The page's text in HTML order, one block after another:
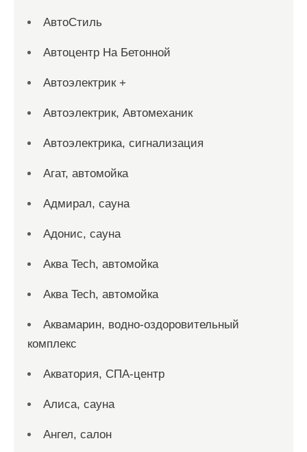
АвтоСтиль
Автоцентр На Бетонной
Автоэлектрик +
Автоэлектрик, Автомеханик
Автоэлектрика, сигнализация
Агат, автомойка
Адмирал, сауна
Адонис, сауна
Аква Tech, автомойка
Аква Tech, автомойка
Аквамарин, водно-оздоровительный
комплекс
Акватория, СПА-центр
Алиса, сауна
Ангел, салон